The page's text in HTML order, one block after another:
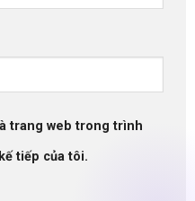
trang web trong trình
tiếp của tôi.